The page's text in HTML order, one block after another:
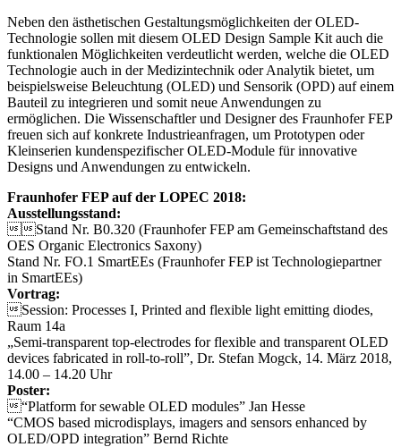
Neben den ästhetischen Gestaltungsmöglichkeiten der OLED-
Technologie sollen mit diesem OLED Design Sample Kit auch die
funktionalen Möglichkeiten verdeutlicht werden, welche die OLED
Technologie auch in der Medizintechnik oder Analytik bietet, um
beispielsweise Beleuchtung (OLED) und Sensorik (OPD) auf einem
Bauteil zu integrieren und somit neue Anwendungen zu
ermöglichen. Die Wissenschaftler und Designer des Fraunhofer FEP
freuen sich auf konkrete Industrieanfragen, um Prototypen oder
Kleinserien kundenspezifischer OLED-Module für innovative
Designs und Anwendungen zu entwickeln.
Fraunhofer FEP auf der LOPEC 2018:
Ausstellungsstand:
Stand Nr. B0.320 (Fraunhofer FEP am Gemeinschaftstand des
OES Organic Electronics Saxony)
Stand Nr. FO.1 SmartEEs (Fraunhofer FEP ist Technologiepartner
in SmartEEs)
Vortrag:
Session: Processes I, Printed and flexible light emitting diodes,
Raum 14a
„Semi-transparent top-electrodes for flexible and transparent OLED
devices fabricated in roll-to-roll”, Dr. Stefan Mogck, 14. März 2018,
14.00 – 14.20 Uhr
Poster:
“Platform for sewable OLED modules” Jan Hesse
“CMOS based microdisplays, imagers and sensors enhanced by
OLED/OPD integration” Bernd Richte